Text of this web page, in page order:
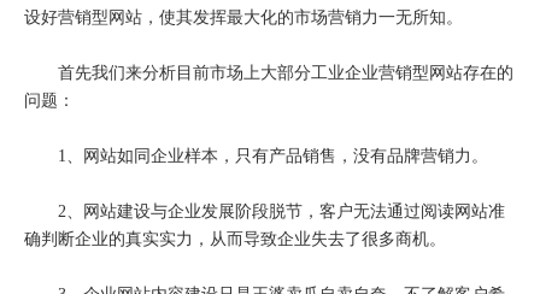
设好营销型网站，使其发挥最大化的市场营销力一无所知。
首先我们来分析目前市场上大部分工业企业营销型网站存在的
问题：
1、网站如同企业样本，只有产品销售，没有品牌营销力。
2、网站建设与企业发展阶段脱节，客户无法通过阅读网站准
确判断企业的真实实力，从而导致企业失去了很多商机。